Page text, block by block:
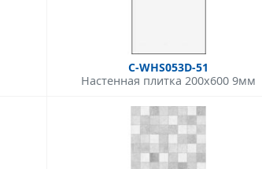
C-WHS053D-51
Настенная плитка 200x600 9мм